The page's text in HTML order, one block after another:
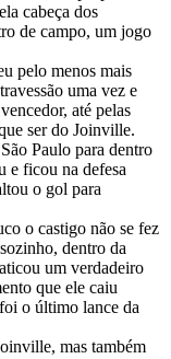
cabeça dos
de campo, um jogo
pelo menos mais
uma vez e
até pelas
ser do Joinville.
Paulo para dentro
e ficou na defesa
o gol para
o castigo não se fez
dentro da
um verdadeiro
que ele caiu
o último lance da
mas também